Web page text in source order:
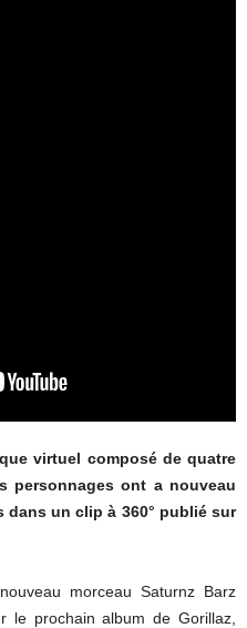
virtuel composé de quatre
personnages ont a nouveau
un clip à 360° publié sur
morceau Saturnz Barz
le prochain album de Gorillaz,